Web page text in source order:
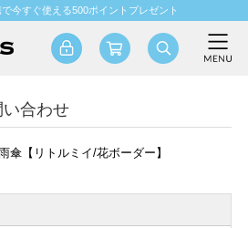
今すぐ使える500ポイントプレゼント
合わせ
傘【リトルミイ/花ボーダー】